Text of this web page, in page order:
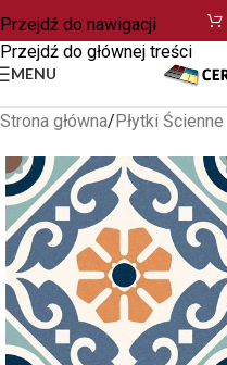
Przejdź do nawigacji
Przejdź do głównej treści
MENU
Strona główna/Płytki Ścienne